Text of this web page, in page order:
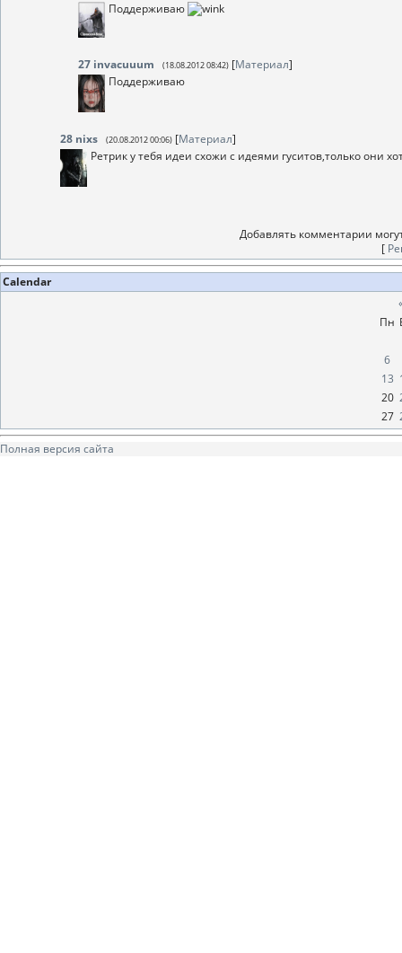
Поддерживаю
27 invacuuum (18.08.2012 08:42) [Материал]
Поддерживаю
28 nixs (20.08.2012 00:06) [Материал]
Ретрик у тебя идеи схожи с идеями гуситов,только
Добавлять комментарии
[
Calendar
Пн
6
13
20
27
Полная версия сайта